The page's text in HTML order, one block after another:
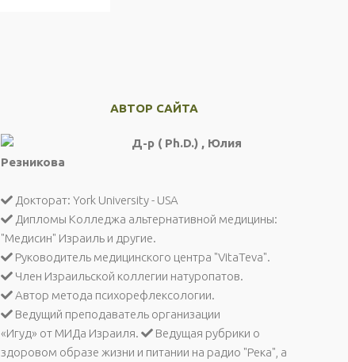
АВТОР САЙТА
Д-р ( Ph.D.) , Юлия
Резникова
Докторат: York University - USA
Дипломы Колледжа альтернативной медицины:
"Медисин" Израиль и другие.
Руководитель медицинского центра "VitaTeva".
Член Израильской коллегии натуропатов.
Автор метода психорефлексологии.
Ведущий преподаватель организации
«Игуд» от МИДа Израиля.
Ведущая рубрики о
здоровом образе жизни и питании на радио "Река", а